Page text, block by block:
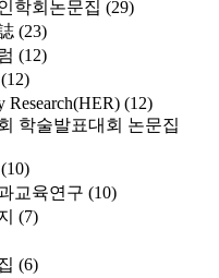
학회논문집 (29)
(23)
(12)
(12)
Research(HER) (12)
학술발표대회 논문집
(10)
교육연구 (10)
(7)
(6)